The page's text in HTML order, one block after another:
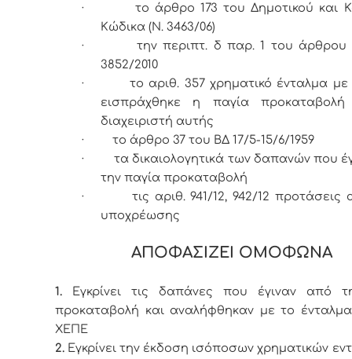
·
το άρθρο 173 του Δημοτικού και
Κώδικα (Ν. 3463/06)
·
την περιπτ. δ παρ. 1 του άρθρου
3852/2010
·
το αριθ. 357 χρηματικό ένταλμα
εισπράχθηκε η παγία
διαχειριστή αυτής
·
το άρθρο 37 του ΒΔ 17/5-15/6/1959
·
τα δικαιολογητικά των δαπανών που
την παγία προκαταβολή
·
τις αριθ. 941/12, 942/12 προτάσεις
υποχρέωσης
ΑΠΟΦΑΣΙΖΕΙ ΟΜΟΦΩΝΑ
1. Εγκρίνει τις δαπάνες που έγιναν από
προκαταβολή και αναλήφθηκαν με το ένταλμα
ΧΕΠΕ
2. Εγκρίνει την έκδοση ισόποσων χρηματικών